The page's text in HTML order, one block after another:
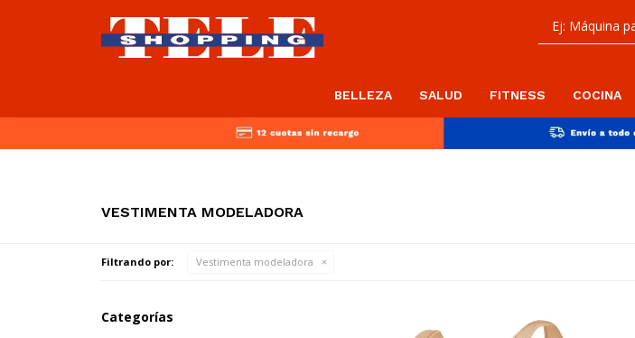
BELLEZA SALUD FITNESS COCINA
VESTIMENTA MODELADORA
Filtrando por: Vestimenta modeladora
Categorías